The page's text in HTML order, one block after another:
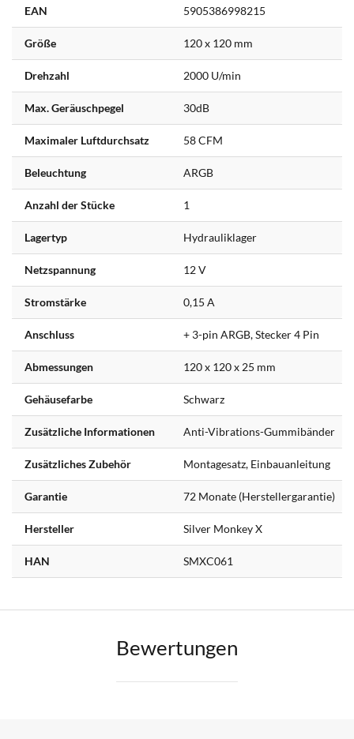
EAN 5905386998215
Größe 120 x 120 mm
Drehzahl 2000 U/min
Max. Geräuschpegel 30dB
Maximaler Luftdurchsatz 58 CFM
Beleuchtung ARGB
Anzahl der Stücke 1
Lagertyp Hydrauliklager
Netzspannung 12 V
Stromstärke 0,15 A
Anschluss + 3-pin ARGB, Stecker 4 Pin
Abmessungen 120 x 120 x 25 mm
Gehäusefarbe Schwarz
Zusätzliche Informationen Anti-Vibrations-Gummibänder
Zusätzliches Zubehör Montagesatz, Einbauanleitung
Garantie 72 Monate (Herstellergarantie)
Hersteller Silver Monkey X
HAN SMXC061
Bewertungen